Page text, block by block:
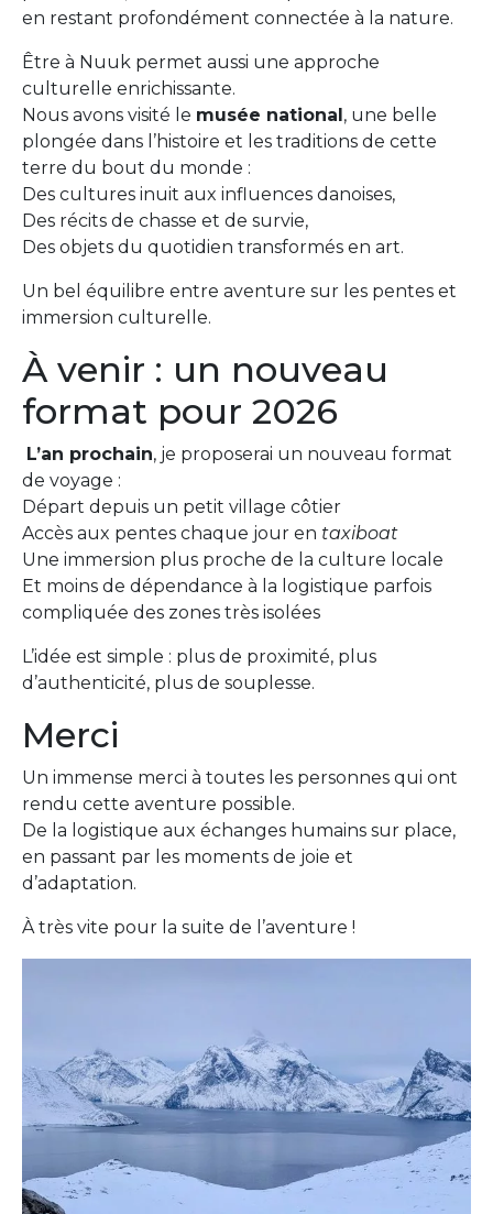
en restant profondément connectée à la nature.
Être à Nuuk permet aussi une approche
culturelle enrichissante.
Nous avons visité le musée national, une belle
plongée dans l’histoire et les traditions de cette
terre du bout du monde :
Des cultures inuit aux influences danoises,
Des récits de chasse et de survie,
Des objets du quotidien transformés en art.
Un bel équilibre entre aventure sur les pentes et
immersion culturelle.
À venir : un nouveau
format pour 2026
L’an prochain, je proposerai un nouveau format
de voyage :
Départ depuis un petit village côtier
Accès aux pentes chaque jour en taxiboat
Une immersion plus proche de la culture locale
Et moins de dépendance à la logistique parfois
compliquée des zones très isolées
L’idée est simple : plus de proximité, plus
d’authenticité, plus de souplesse.
Merci
Un immense merci à toutes les personnes qui ont
rendu cette aventure possible.
De la logistique aux échanges humains sur place,
en passant par les moments de joie et
d’adaptation.
À très vite pour la suite de l’aventure !